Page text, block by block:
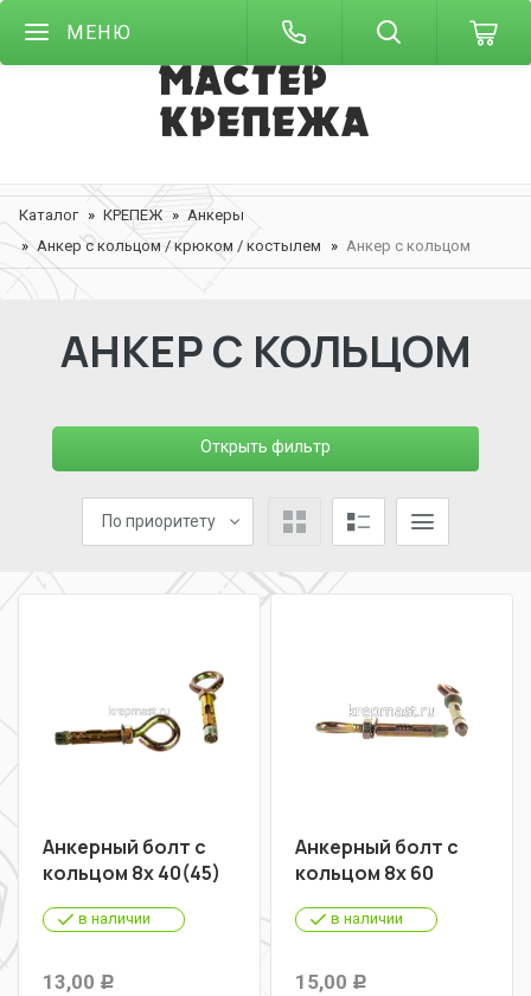
МЕНЮ
Каталог КРЕПЕЖ
Анкеры
Анкер с кольцом / крюком / костылем
Анкер с кольцом
АНКЕР С КОЛЬЦОМ
Открыть фильтр
По приоритету
Анкерный болт с
кольцом 8х 40(45)
в наличии
13,00 Р
Анкерный болт с
кольцом 8х 60
в наличии
15,00 Р